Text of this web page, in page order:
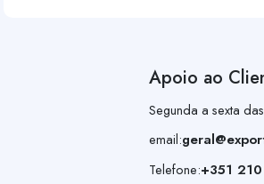
Apoio ao
Segunda a sexta
email:
Telefone:+351